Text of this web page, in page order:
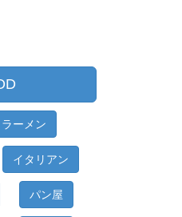
ラーメン
イタリアン
パン屋